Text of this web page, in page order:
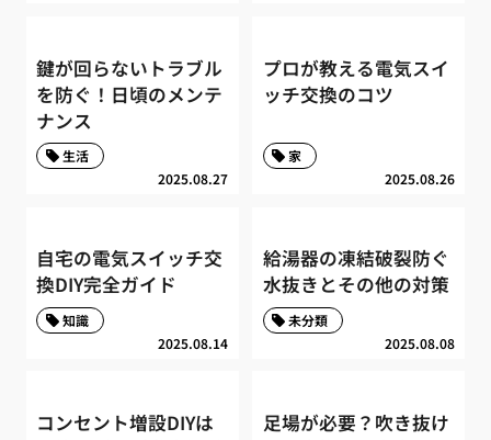
鍵が回らないトラブル
を防ぐ！日頃のメンテ
ナンス
2025.08.27
生活
プロが教える電気スイ
ッチ交換のコツ
2025.08.26
家
自宅の電気スイッチ交
換DIY完全ガイド
2025.08.14
知識
給湯器の凍結破裂防ぐ
水抜きとその他の対策
2025.08.08
未分類
コンセント増設DIYは
足場が必要？吹き抜け